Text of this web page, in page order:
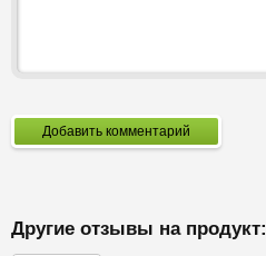
Добавить комментарий
Другие отзывы на продукт: